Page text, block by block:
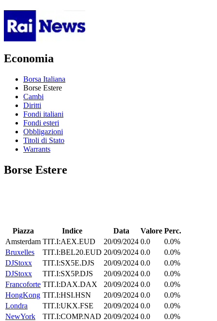
Economia
Borsa Italiana
Borse Estere
Cambi
Diritti
Fondi italiani
Fondi esteri
Obbligazioni
Titoli di Stato
Warrants
Borse Estere
Piazza Indice Data Valore Perc.
Amsterdam TIT.I:AEX.EUD 20/09/2024 0.0
0.0%
Bruxelles
TIT.I:BEL20.EUD 20/09/2024 0.0
0.0%
DJStoxx
TIT.I:SX5E.DJS 20/09/2024 0.0
0.0%
DJStoxx
TIT.I:SX5P.DJS 20/09/2024 0.0
0.0%
Francoforte TIT.I:DAX.DAX 20/09/2024 0.0
0.0%
HongKong TIT.I:HSI.HSN 20/09/2024 0.0
0.0%
Londra
TIT.I:UKX.FSE 20/09/2024 0.0
0.0%
NewYork
TIT.I:COMP.NAD 20/09/2024 0.0
0.0%